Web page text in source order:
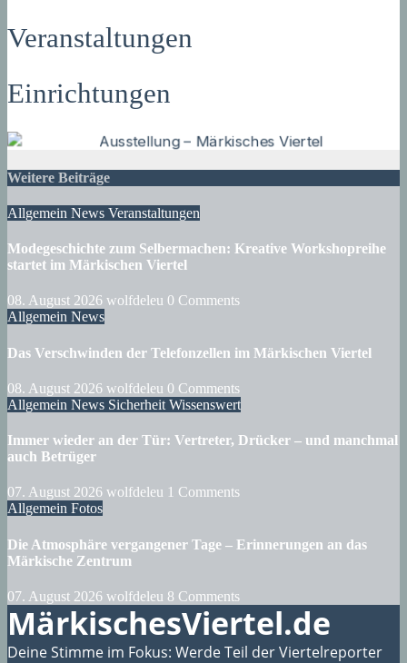
Veranstaltungen
Einrichtungen
Weitere Beiträge
Allgemein News Veranstaltungen
Modegeschichte zum Selbermachen: Kreative Workshopreihe
startet im Märkischen Viertel
08. August 2026 wolfdeleu 0 Comments
Allgemein News
Das Verschwinden der Telefonzellen im Märkischen Viertel
08. August 2026 wolfdeleu 0 Comments
Allgemein News Sicherheit Wissenswert
Immer wieder an der Tür: Vertreter, Drücker – und manchmal
auch Betrüger
07. August 2026 wolfdeleu 1 Comments
Allgemein Fotos
Die Atmosphäre vergangener Tage – Erinnerungen an das
Märkische Zentrum
07. August 2026 wolfdeleu 8 Comments
MärkischesViertel.de
Deine Stimme im Fokus: Werde Teil der Viertelreporter